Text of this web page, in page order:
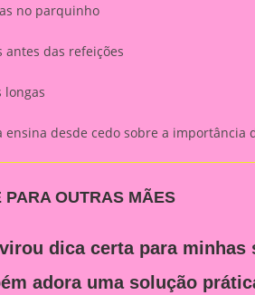
no parquinho
antes das refeições
longas
ensina desde cedo sobre a importância
PARA OUTRAS MÃES
dica certa para minhas
adora uma solução